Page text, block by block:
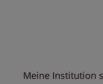
Meine Institution